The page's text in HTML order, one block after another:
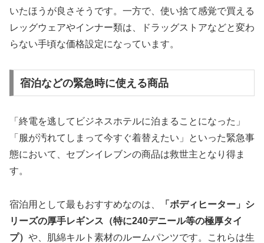
いたほうが良さそうです。一方で、使い捨て感覚で買える
レッグウェアやインナー類は、ドラッグストアなどと変わ
らない手頃な価格設定になっています。
宿泊などの緊急時に使える商品
「終電を逃してビジネスホテルに泊まることになった」
「服が汚れてしまって今すぐ着替えたい」といった緊急事
態において、セブンイレブンの商品は救世主となり得ま
す。
宿泊用として最もおすすめなのは、
「ボディヒーター」シ
リーズの厚手レギンス（特に240デニール等の極厚タイ
プ） や、肌綿キルト素材のルームパンツです。これらは生